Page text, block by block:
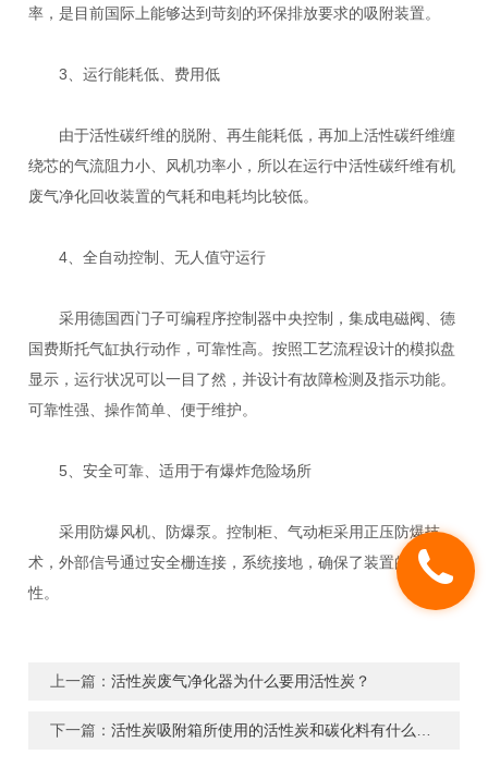
率，是目前国际上能够达到苛刻的环保排放要求的吸附装置。
3、运行能耗低、费用低
由于活性碳纤维的脱附、再生能耗低，再加上活性碳纤维缠
绕芯的气流阻力小、风机功率小，所以在运行中活性碳纤维有机
废气净化回收装置的气耗和电耗均比较低。
4、全自动控制、无人值守运行
采用德国西门子可编程序控制器中央控制，集成电磁阀、德
国费斯托气缸执行动作，可靠性高。按照工艺流程设计的模拟盘
显示，运行状况可以一目了然，并设计有故障检测及指示功能。
可靠性强、操作简单、便于维护。
5、安全可靠、适用于有爆炸危险场所
采用防爆风机、防爆泵。控制柜、气动柜采用正压防爆技
术，外部信号通过安全栅连接，系统接地，确保了装置的安全
性。
上一篇：活性炭废气净化器为什么要用活性炭？
下一篇：活性炭吸附箱所使用的活性炭和碳化料有什么区别吗？